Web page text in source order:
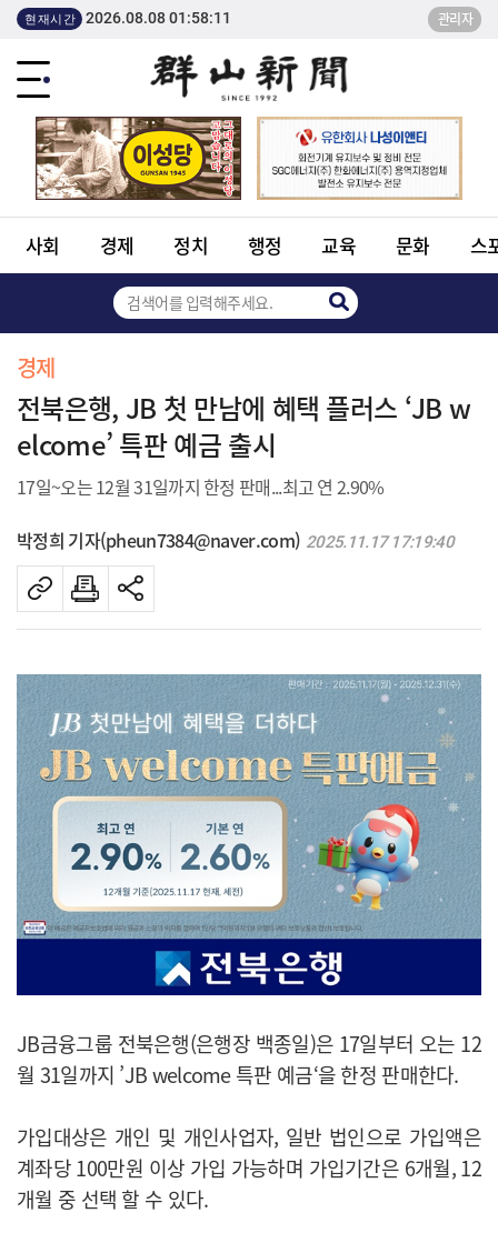
현재시간 2026.08.08 01:58:11 관리자
사회 경제 정치 행정 교육 문화 스
경제
전북은행, JB 첫 만남에 혜택 플러스 ‘JB w
elcome’ 특판 예금 출시
17일~오는 12월 31일까지 한정 판매...최고 연 2.90%
박정희 기자(pheun7384@naver.com) 2025.11.17 17:19:40
JB금융그룹 전북은행(은행장 백종일)은 17일부터 오는 12
월 31일까지 ’JB welcome 특판 예금‘을 한정 판매한다.
가입대상은 개인 및 개인사업자, 일반 법인으로 가입액은
계좌당 100만원 이상 가입 가능하며 가입기간은 6개월, 12
개월 중 선택 할 수 있다.